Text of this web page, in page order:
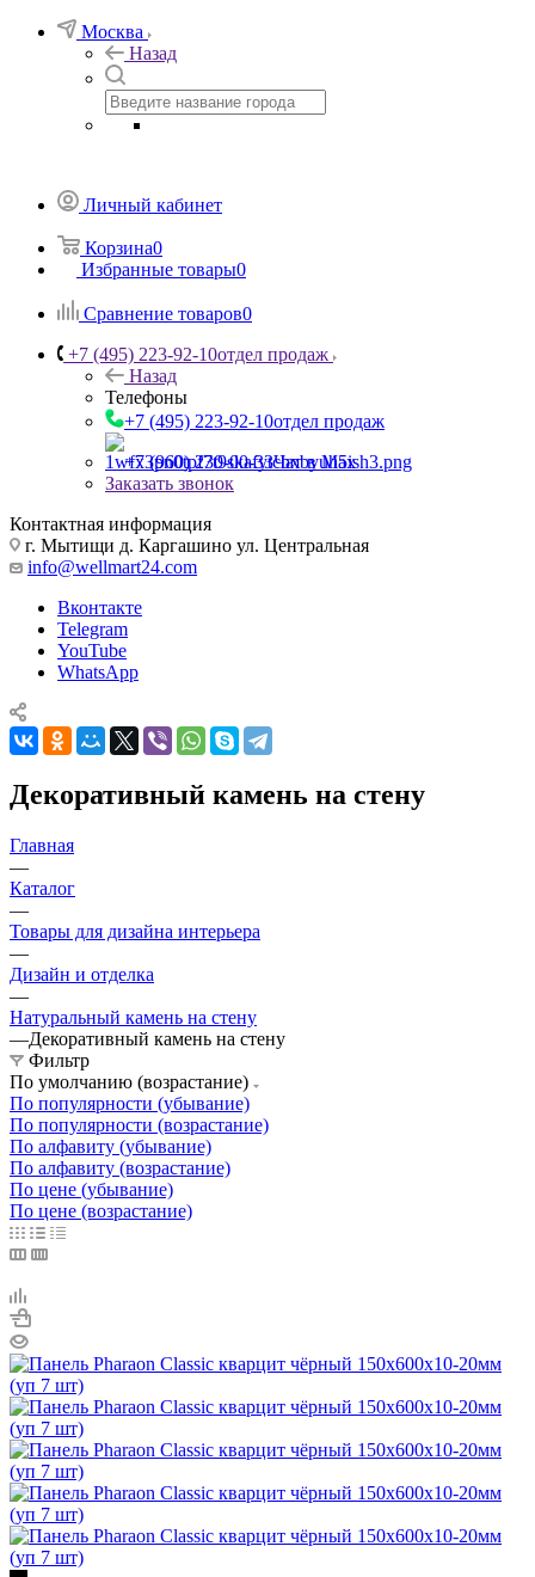
Москва
Назад
Личный кабинет
Корзина0
Избранные товары0
Сравнение товаров0
+7 (495) 223-92-10отдел продаж
Назад
Телефоны
+7 (495) 223-92-10отдел продаж
+7 (960) 230-00-33Чат в Max
Заказать звонок
Контактная информация
г. Мытищи д. Каргашино ул. Центральная
info@wellmart24.com
Вконтакте
Telegram
YouTube
WhatsApp
Декоративный камень на стену
Главная
—
Каталог
—
Товары для дизайна интерьера
—
Дизайн и отделка
—
Натуральный камень на стену
—Декоративный камень на стену
Фильтр
По умолчанию (возрастание)
По популярности (убывание)
По популярности (возрастание)
По алфавиту (убывание)
По алфавиту (возрастание)
По цене (убывание)
По цене (возрастание)